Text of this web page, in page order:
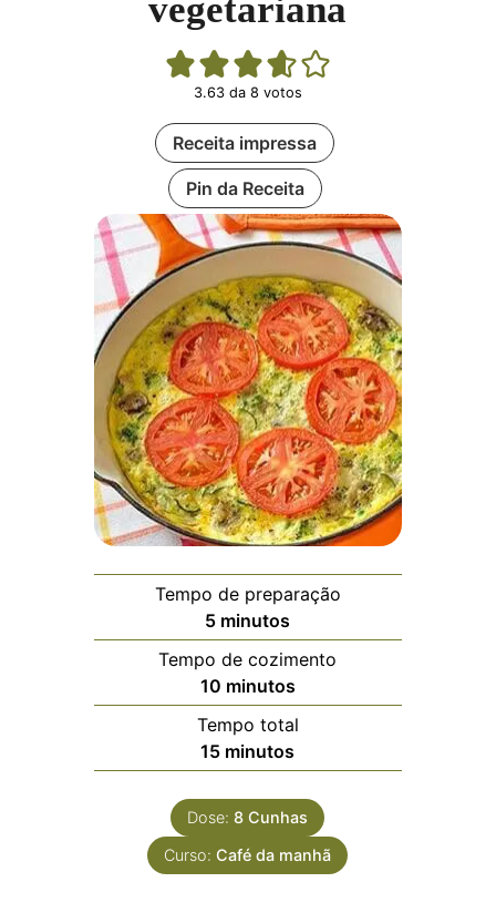
vegetariana
3.63da 8 votos
Receita impressa
Pin da Receita
Tempo de preparação
5minutos
minutos
Tempo de cozimento
10minutos
minutos
Tempo total
15minutos
minutos
Dose: 8 Cunhas
Curso:Café da manhã